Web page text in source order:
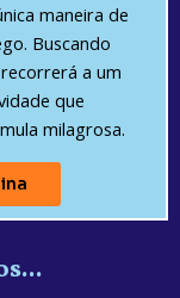
maneira de
Buscando
a um
que
milagrosa.